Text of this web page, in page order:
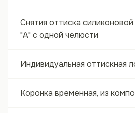
Снятия оттиска
"А" с одной челюсти
Индивидуальная оттискная
Коронка временная, из